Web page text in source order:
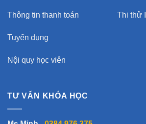
Thông tin thanh toán
Tuyển dụng
Nội quy học viên
Thi thử
TƯ VẤN KHÓA HỌC